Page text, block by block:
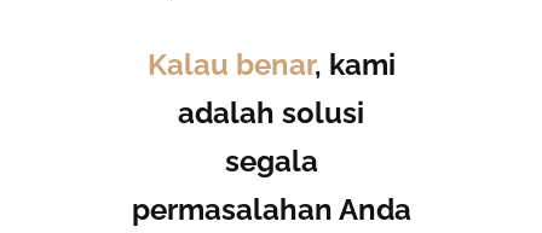
Kalau benar, kami
adalah solusi
segala
permasalahan Anda